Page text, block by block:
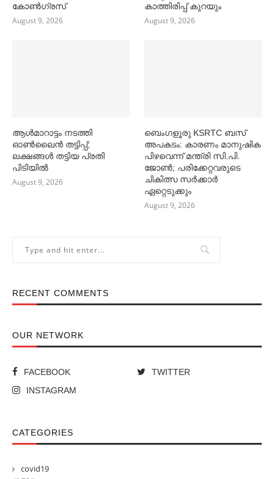
കോണ്‍ഗ്രസ്
August 9, 2026
കാത്തിരിപ്പ് കുറയും
August 9, 2026
ആള്‍മാറാട്ടം നടത്തി
ഓണ്‍ലൈൻ തട്ടിപ്പ്;
ലക്ഷങ്ങള്‍ തട്ടിയ പ്രതി
പിടിയില്‍
August 9, 2026
ബെംഗളൂരു KSRTC ബസ്
അപകടം: കാരണം മാനുഷിക
പിഴവെന്ന് മന്ത്രി സി.പി.
ജോണ്‍; പരിക്കേറ്റവരുടെ
ചികിത്സ സര്‍ക്കാര്‍
ഏറ്റെടുക്കും
August 9, 2026
RECENT COMMENTS
OUR NETWORK
FACEBOOK
TWITTER
INSTAGRAM
CATEGORIES
covid19